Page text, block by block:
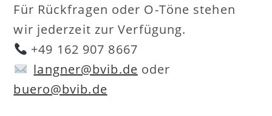
Für Rückfragen oder O-Töne stehen
wir jederzeit zur Verfügung.
+49 162 907 8667
langner@bvib.de oder
buero@bvib.de